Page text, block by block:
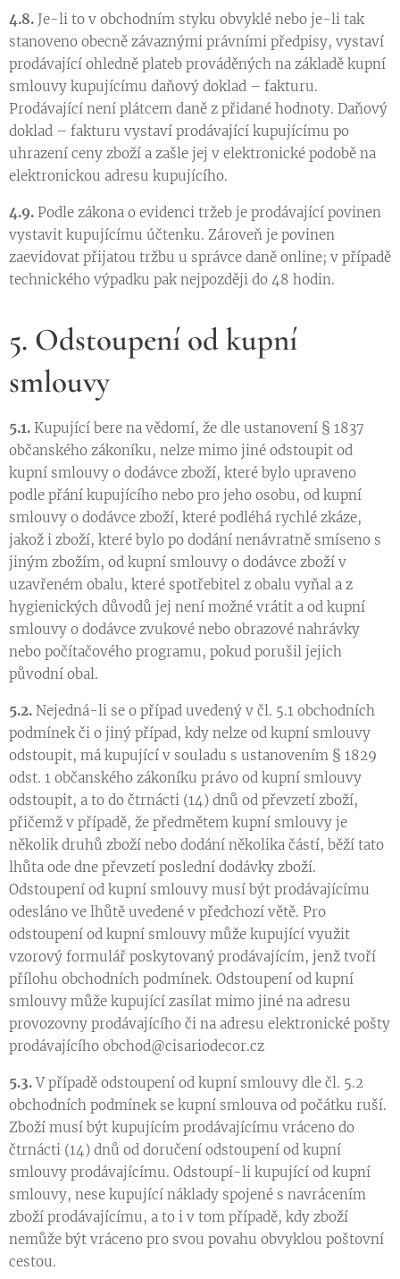
4.8. Je-li to v obchodním styku obvyklé nebo je-li tak
stanoveno obecně závaznými právními předpisy, vystaví
prodávající ohledně plateb prováděných na základě kupní
smlouvy kupujícímu daňový doklad – fakturu.
Prodávající není plátcem daně z přidané hodnoty. Daňový
doklad – fakturu vystaví prodávající kupujícímu po
uhrazení ceny zboží a zašle jej v elektronické podobě na
elektronickou adresu kupujícího.
4.9. Podle zákona o evidenci tržeb je prodávající povinen
vystavit kupujícímu účtenku. Zároveň je povinen
zaevidovat přijatou tržbu u správce daně online; v případě
technického výpadku pak nejpozději do 48 hodin.
5. Odstoupení od kupní
smlouvy
5.1. Kupující bere na vědomí, že dle ustanovení § 1837
občanského zákoníku, nelze mimo jiné odstoupit od
kupní smlouvy o dodávce zboží, které bylo upraveno
podle přání kupujícího nebo pro jeho osobu, od kupní
smlouvy o dodávce zboží, které podléhá rychlé zkáze,
jakož i zboží, které bylo po dodání nenávratně smíseno s
jiným zbožím, od kupní smlouvy o dodávce zboží v
uzavřeném obalu, které spotřebitel z obalu vyňal a z
hygienických důvodů jej není možné vrátit a od kupní
smlouvy o dodávce zvukové nebo obrazové nahrávky
nebo počítačového programu, pokud porušil jejich
původní obal.
5.2. Nejedná-li se o případ uvedený v čl. 5.1 obchodních
podmínek či o jiný případ, kdy nelze od kupní smlouvy
odstoupit, má kupující v souladu s ustanovením § 1829
odst. 1 občanského zákoníku právo od kupní smlouvy
odstoupit, a to do čtrnácti (14) dnů od převzetí zboží,
přičemž v případě, že předmětem kupní smlouvy je
několik druhů zboží nebo dodání několika částí, běží tato
lhůta ode dne převzetí poslední dodávky zboží.
Odstoupení od kupní smlouvy musí být prodávajícímu
odesláno ve lhůtě uvedené v předchozí větě. Pro
odstoupení od kupní smlouvy může kupující využit
vzorový formulář poskytovaný prodávajícím, jenž tvoří
přílohu obchodních podmínek. Odstoupení od kupní
smlouvy může kupující zasílat mimo jiné na adresu
provozovny prodávajícího či na adresu elektronické pošty
prodávajícího obchod@cisariodecor.cz
5.3.V případě odstoupení od kupní smlouvy dle čl. 5.2
obchodních podmínek se kupní smlouva od počátku ruší.
Zboží musí být kupujícím prodávajícímu vráceno do
čtrnácti (14) dnů od doručení odstoupení od kupní
smlouvy prodávajícímu. Odstoupí-li kupující od kupní
smlouvy, nese kupující náklady spojené s navrácením
zboží prodávajícímu, a to i v tom případě, kdy zboží
nemůže být vráceno pro svou povahu obvyklou poštovní
cestou.